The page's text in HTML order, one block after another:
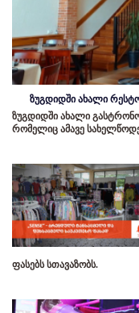
ზუგდიდში ახალი
ზუგდიდში ახალი
რომელიც ამავე
ფასებს სთავაზობს.